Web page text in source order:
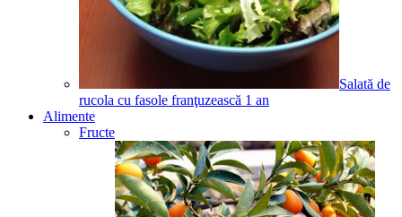
Salată de
rucola cu fasole franţuzească 1 an
Alimente
Fructe